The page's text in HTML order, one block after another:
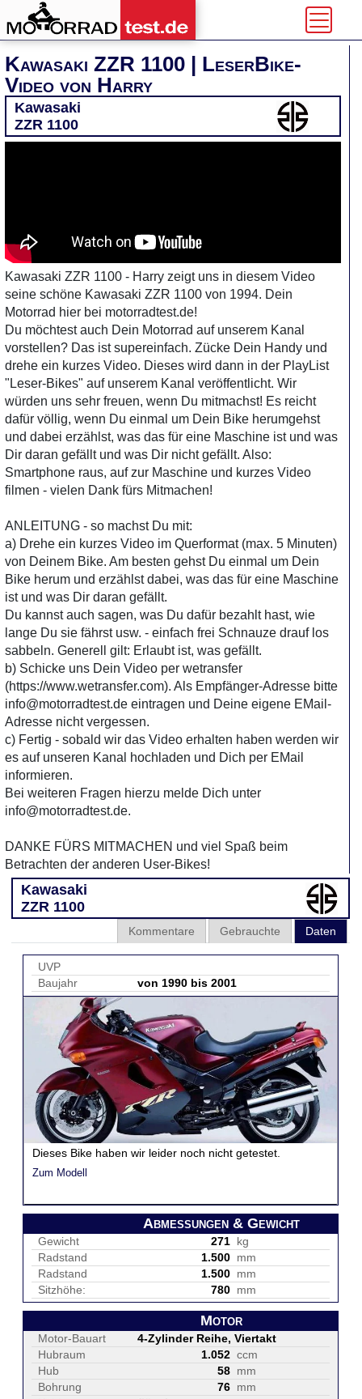
Kawasaki ZZR 1100 | LeserBike-
Video von Harry
Kawasaki
ZZR 1100
Kawasaki ZZR 1100 - Harry zeigt uns in diesem Video
seine schöne Kawasaki ZZR 1100 von 1994. Dein
Motorrad hier bei motorradtest.de!
Du möchtest auch Dein Motorrad auf unserem Kanal
vorstellen? Das ist supereinfach. Zücke Dein Handy und
drehe ein kurzes Video. Dieses wird dann in der PlayList
"Leser-Bikes" auf unserem Kanal veröffentlicht. Wir
würden uns sehr freuen, wenn Du mitmachst! Es reicht
dafür völlig, wenn Du einmal um Dein Bike herumgehst
und dabei erzählst, was das für eine Maschine ist und was
Dir daran gefällt und was Dir nicht gefällt. Also:
Smartphone raus, auf zur Maschine und kurzes Video
filmen - vielen Dank fürs Mitmachen!
ANLEITUNG - so machst Du mit:
a) Drehe ein kurzes Video im Querformat (max. 5 Minuten)
von Deinem Bike. Am besten gehst Du einmal um Dein
Bike herum und erzählst dabei, was das für eine Maschine
ist und was Dir daran gefällt.
Du kannst auch sagen, was Du dafür bezahlt hast, wie
lange Du sie fährst usw. - einfach frei Schnauze drauf los
sabbeln. Generell gilt: Erlaubt ist, was gefällt.
b) Schicke uns Dein Video per wetransfer
(https://www.wetransfer.com). Als Empfänger-Adresse bitte
info@motorradtest.de eintragen und Deine eigene EMail-
Adresse nicht vergessen.
c) Fertig - sobald wir das Video erhalten haben werden wir
es auf unseren Kanal hochladen und Dich per EMail
informieren.
Bei weiteren Fragen hierzu melde Dich unter
info@motorradtest.de.
DANKE FÜRS MITMACHEN und viel Spaß beim
Betrachten der anderen User-Bikes!
Kawasaki
ZZR 1100
Daten
Gebrauchte
Kommentare
UVP
Baujahr
von 1990 bis 2001
Dieses Bike haben wir leider noch nicht getestet.
Zum Modell
Abmessungen & Gewicht
Gewicht 271 kg
Radstand
1.500 mm
Radstand
1.500 mm
Sitzhöhe:
780 mm
Motor
Motor-Bauart
4-Zylinder Reihe, Viertakt
Hubraum
1.052 ccm
Hub
58 mm
Bohrung
76 mm